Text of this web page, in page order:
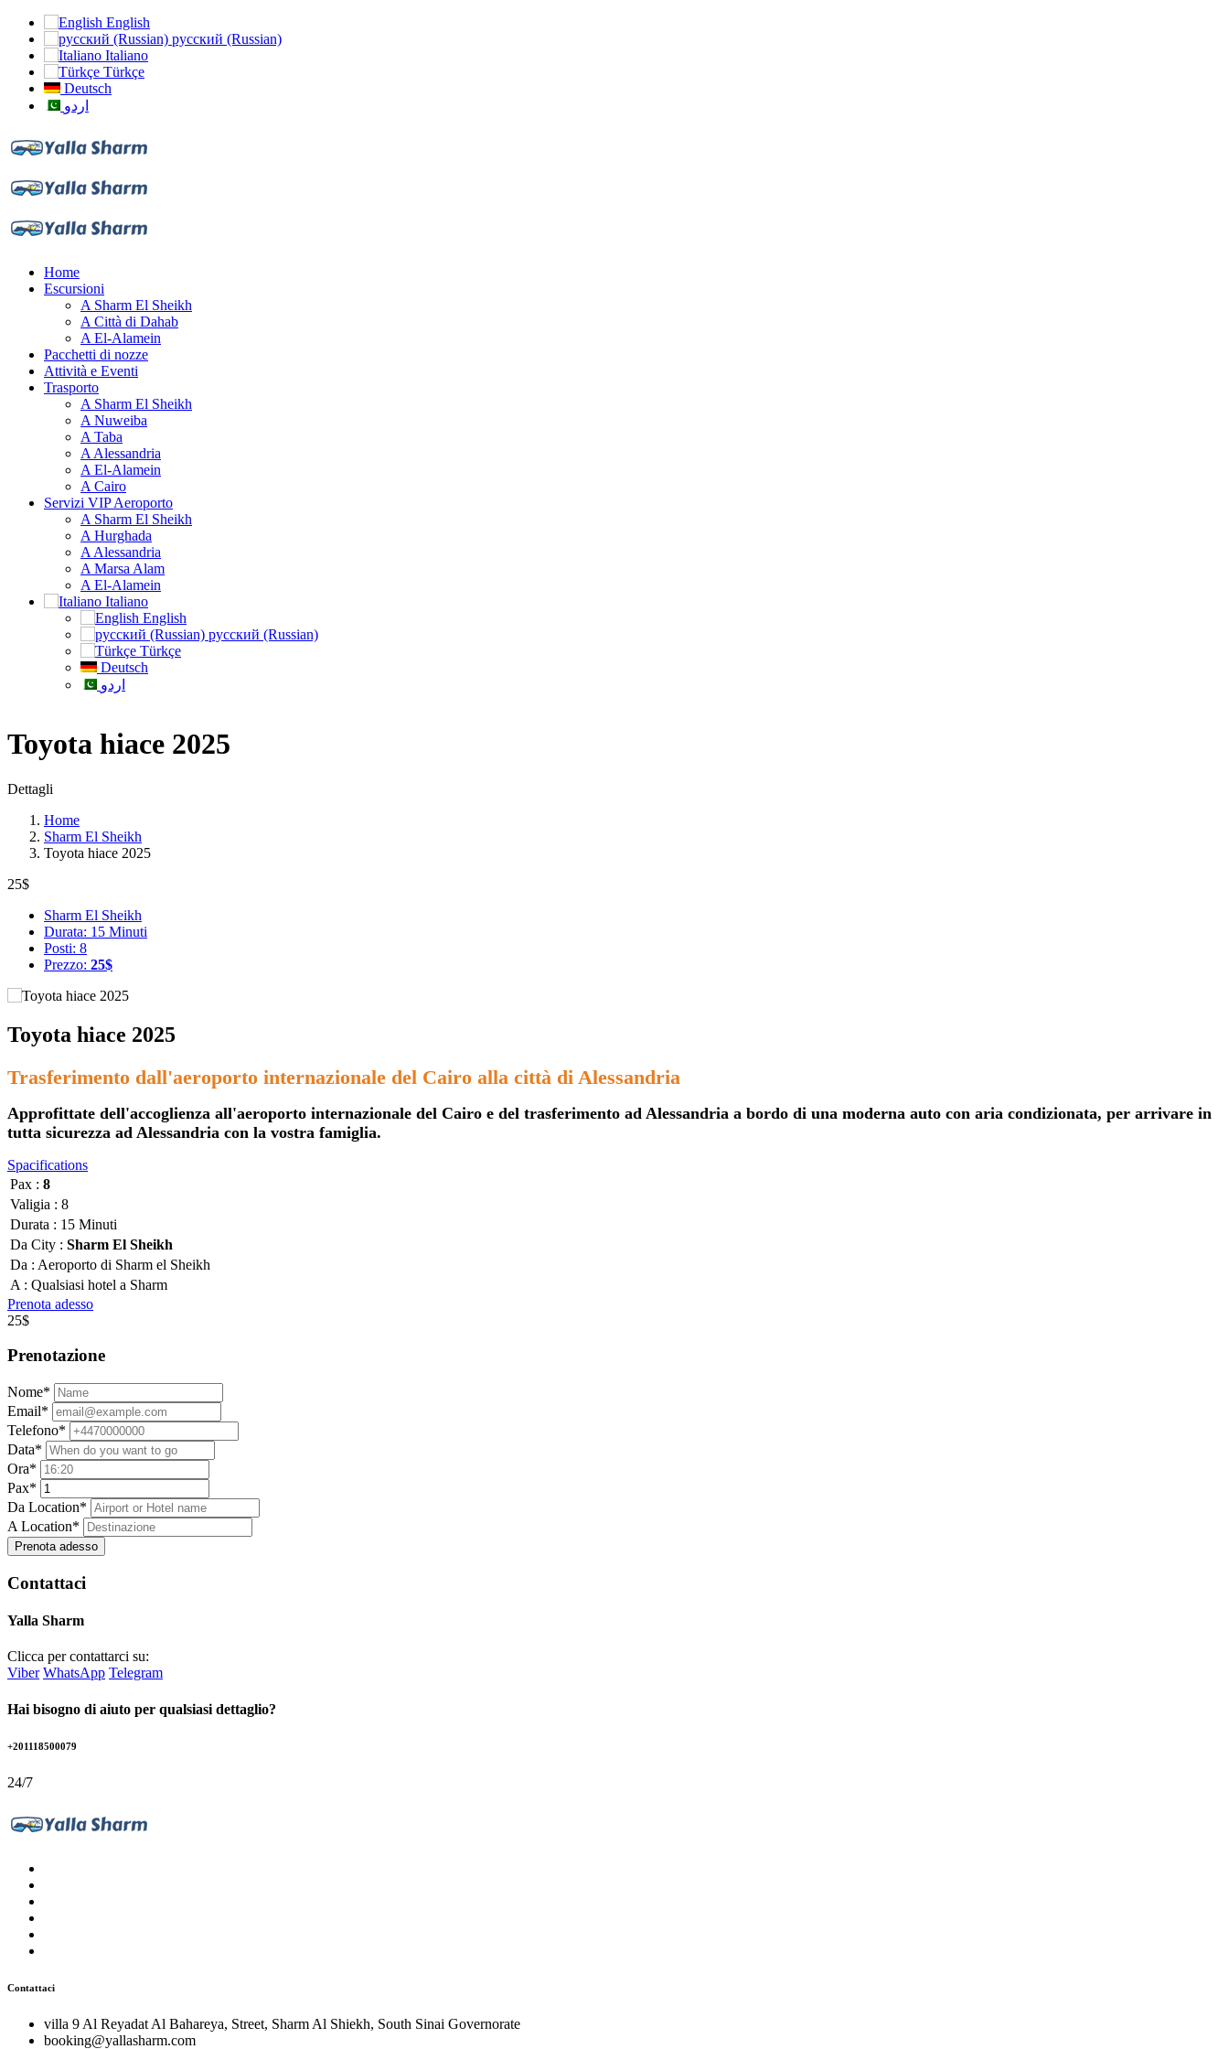
English
русский (Russian)
Italiano
Türkçe
Deutsch
اردو
Home
Escursioni
A Sharm El Sheikh
A Città di Dahab
A El-Alamein
Pacchetti di nozze
Attività e Eventi
Trasporto
A Sharm El Sheikh
A Nuweiba
A Taba
A Alessandria
A El-Alamein
A Cairo
Servizi VIP Aeroporto
A Sharm El Sheikh
A Hurghada
A Alessandria
A Marsa Alam
A El-Alamein
Italiano
English
русский (Russian)
Türkçe
Deutsch
اردو
Toyota hiace 2025
Dettagli
Home
Sharm El Sheikh
Toyota hiace 2025
25$
Sharm El Sheikh
Durata: 15 Minuti
Posti: 8
Prezzo: 25$
Toyota hiace 2025
Trasferimento dall'aeroporto internazionale del Cairo alla città di Alessandria
Approfittate dell'accoglienza all'aeroporto internazionale del Cairo e del trasferimento ad Alessandria a bordo di una moderna auto con aria condizionata, per arrivare in
tutta sicurezza ad Alessandria con la vostra famiglia.
Spacifications
Pax : 8
Valigia : 8
Durata : 15 Minuti
Da City : Sharm El Sheikh
Da : Aeroporto di Sharm el Sheikh
A : Qualsiasi hotel a Sharm
Prenota adesso
25$
Prenotazione
Nome*
Email*
Telefono*
Data*
Ora*
Pax*
Da Location*
A Location*
Prenota adesso
Contattaci
Yalla Sharm
Clicca per contattarci su:
Viber WhatsApp Telegram
Hai bisogno di aiuto per qualsiasi dettaglio?
+201118500079
24/7
Contattaci
villa 9 Al Reyadat Al Bahareya, Street, Sharm Al Shiekh, South Sinai Governorate
booking@yallasharm.com